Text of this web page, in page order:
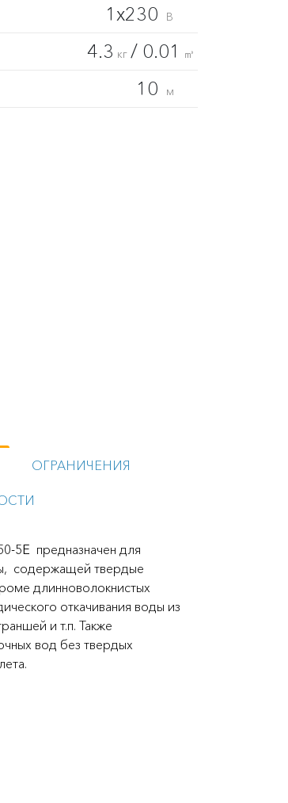
1x230 В
4.3 кг / 0.01 ㎥
10 м
ОГРАНИЧЕНИЯ
5Е предназначен для
содержащей твердые
длинноволокнистых
откачивания воды из
и т.п. Также
вод без твердых